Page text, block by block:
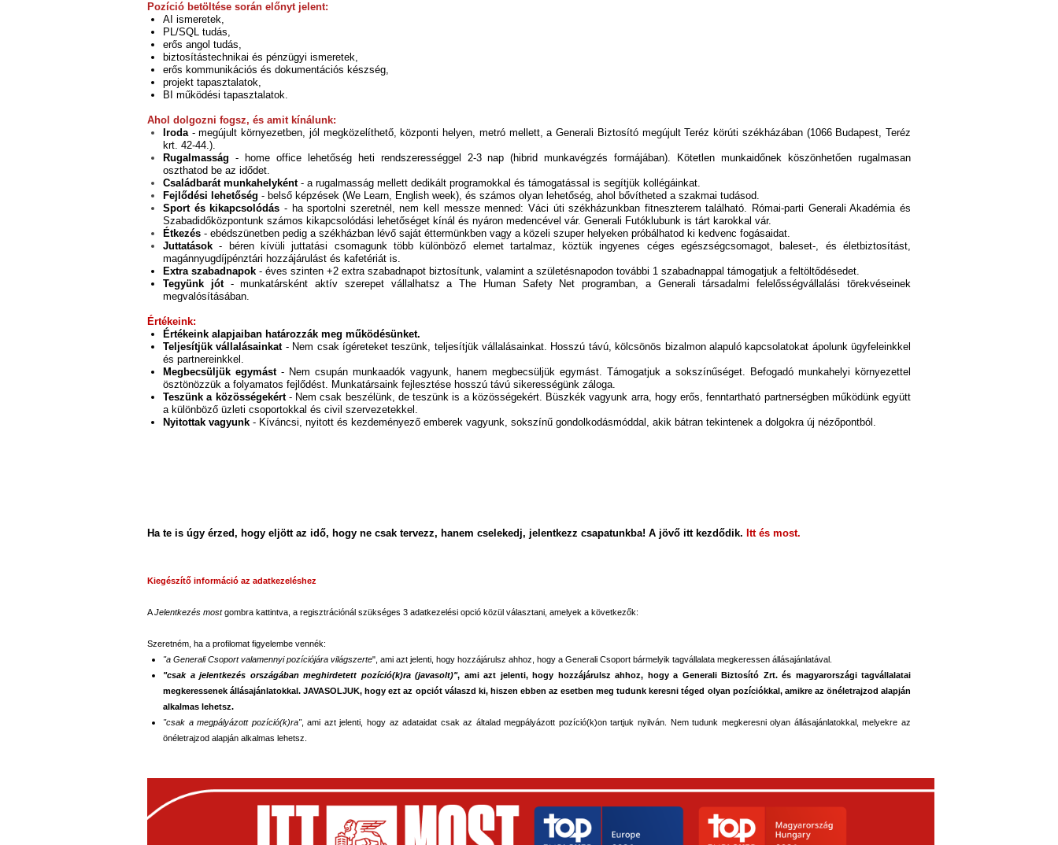
Pozíció betöltése során előnyt jelent:
AI ismeretek,
PL/SQL tudás,
erős angol tudás,
biztosítástechnikai és pénzügyi ismeretek,
erős kommunikációs és dokumentációs készség,
projekt tapasztalatok,
BI működési tapasztalatok.
Ahol dolgozni fogsz, és amit kínálunk:
Iroda - megújult környezetben, jól megközelíthető, központi helyen, metró mellett, a Generali Biztosító megújult Teréz körúti székházában (1066 Budapest, Teréz
krt. 42-44.).
Rugalmasság - home office lehetőség heti rendszerességgel 2-3 nap (hibrid munkavégzés formájában). Kötetlen munkaidőnek köszönhetően rugalmasan
oszthatod be az idődet.
Családbarát munkahelyként - a rugalmasság mellett dedikált programokkal és támogatással is segítjük kollégáinkat.
Fejlődési lehetőség - belső képzések (We Learn, English week), és számos olyan lehetőség, ahol bővítheted a szakmai tudásod.
Sport és kikapcsolódás - ha sportolni szeretnél, nem kell messze menned: Váci úti székházunkban fitneszterem található. Római-parti Generali Akadémia és
Szabadidőközpontunk számos kikapcsolódási lehetőséget kínál és nyáron medencével vár. Generali Futóklubunk is tárt karokkal vár.
Étkezés - ebédszünetben pedig a székházban lévő saját éttermünkben vagy a közeli szuper helyeken próbálhatod ki kedvenc fogásaidat.
Juttatások- béren kívüli juttatási csomagunk több különböző elemet tartalmaz, köztük ingyenes céges egészségcsomagot, baleset-, és életbiztosítást,
magánnyugdíjpénztári hozzájárulást és kafetériát is.
Extra szabadnapok - éves szinten +2 extra szabadnapot biztosítunk, valamint a születésnapodon további 1 szabadnappal támogatjuk a feltöltődésedet.
Tegyünk jót - munkatársként aktív szerepet vállalhatsz a The Human Safety Net programban, a Generali társadalmi felelősségvállalási törekvéseinek
megvalósításában.
Értékeink:
Értékeink alapjaiban határozzák meg működésünket.
Teljesítjük vállalásainkat - Nem csak ígéreteket teszünk, teljesítjük vállalásainkat. Hosszú távú, kölcsönös bizalmon alapuló kapcsolatokat ápolunk ügyfeleinkkel
és partnereinkkel.
Megbecsüljük egymást - Nem csupán munkaadók vagyunk, hanem megbecsüljük egymást. Támogatjuk a sokszínűséget. Befogadó munkahelyi környezettel
ösztönözzük a folyamatos fejlődést. Munkatársaink fejlesztése hosszú távú sikerességünk záloga.
Teszünk a közösségekért - Nem csak beszélünk, de teszünk is a közösségekért. Büszkék vagyunk arra, hogy erős, fenntartható partnerségben működünk együtt
a különböző üzleti csoportokkal és civil szervezetekkel.
Nyitottak vagyunk - Kíváncsi, nyitott és kezdeményező emberek vagyunk, sokszínű gondolkodásmóddal, akik bátran tekintenek a dolgokra új nézőpontból.
Ha te is úgy érzed, hogy eljött az idő, hogy ne csak tervezz, hanem cselekedj, jelentkezz csapatunkba! A jövő itt kezdődik. Itt és most.
Kiegészítő információ az adatkezeléshez
AJelentkezés mostgombra kattintva, a regisztrációnál szükséges 3 adatkezelési opció közül választani, amelyek a következők:
Szeretném, ha a profilomat figyelembe vennék:
"a Generali Csoport valamennyi pozíciójára világszerte", ami azt jelenti, hogy hozzájárulsz ahhoz, hogy a Generali Csoport bármelyik tagvállalata megkeressen állásajánlatával.
"csak a jelentkezés országában meghirdetett pozíció(k)ra (javasolt)", ami azt jelenti, hogy hozzájárulsz ahhoz, hogy a Generali Biztosító Zrt. és magyarországi tagvállalatai
megkeressenek állásajánlatokkal. JAVASOLJUK, hogy ezt az opciót válaszd ki, hiszen ebben az esetben meg tudunk keresni téged olyan pozíciókkal, amikre az önéletrajzod alapján
alkalmas lehetsz.
"csak a megpályázott pozíció(k)ra", ami azt jelenti, hogy az adataidat csak az általad megpályázott pozíció(k)on tartjuk nyilván. Nem tudunk megkeresni olyan állásajánlatokkal, melyekre az
önéletrajzod alapján alkalmas lehetsz.